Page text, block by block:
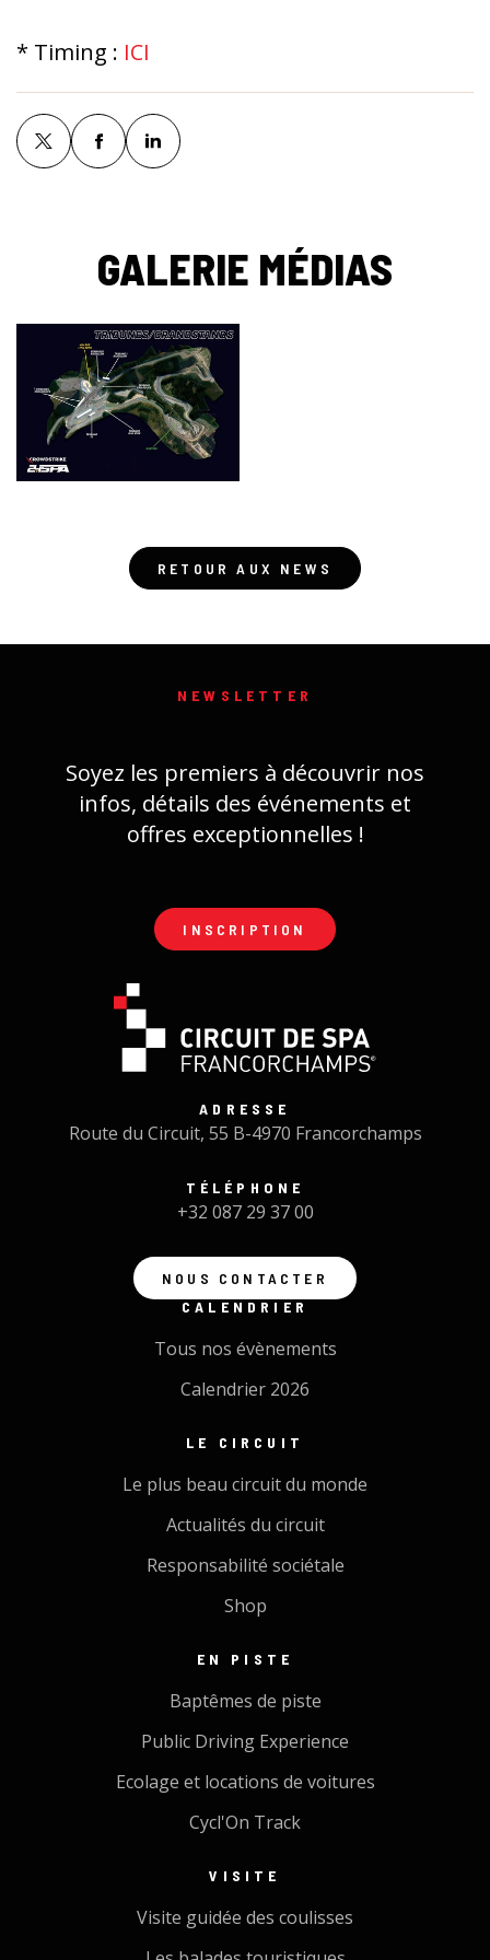
* Timing : ICI
GALERIE MÉDIAS
RETOUR AUX NEWS
NEWSLETTER
Soyez les premiers à découvrir nos
infos, détails des événements et
offres exceptionnelles !
INSCRIPTION
ADRESSE
Route du Circuit, 55 B-4970 Francorchamps
TÉLÉPHONE
+32 087 29 37 00
NOUS CONTACTER
CALENDRIER
Tous nos évènements
Calendrier 2026
LE CIRCUIT
Le plus beau circuit du monde
Actualités du circuit
Responsabilité sociétale
Shop
EN PISTE
Baptêmes de piste
Public Driving Experience
Ecolage et locations de voitures
Cycl'On Track
VISITE
Visite guidée des coulisses